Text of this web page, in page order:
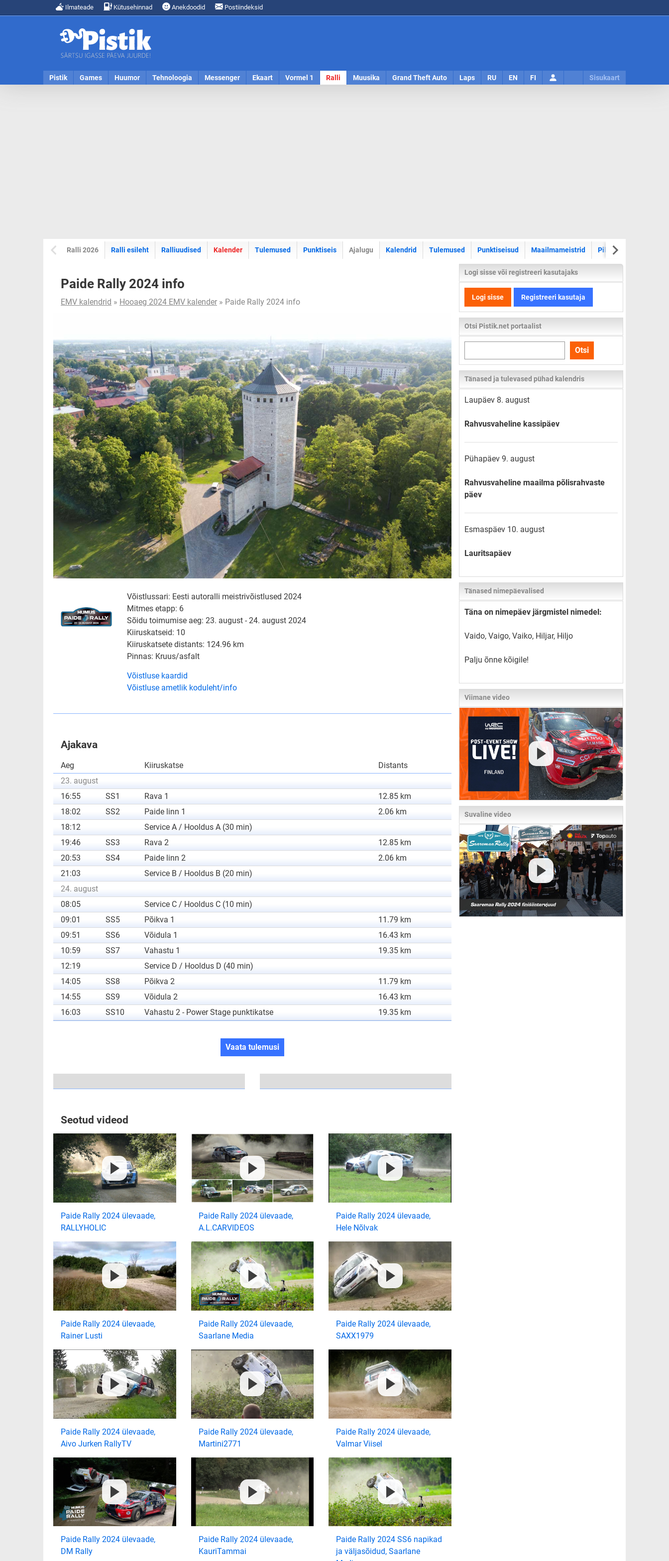
Ilmateade Kütusehinnad Anekdoodid Postiindeksid
Pistik Games Huumor Tehnoloogia Messenger Ekaart Vormel 1 Ralli Muusika Grand Theft Auto Laps RU EN FI Sisukaart
Ralli 2026 Ralli esileht Ralliuudised Kalender Tulemused Punktiseis Ajalugu Kalendrid Tulemused Punktiseisud WRC ralli
Maailmameistrid Pildid
Paide Rally 2024 info
EMV kalendrid » Hooaeg 2024 EMV kalender » Paide Rally 2024 info
Võistlussari: Eesti autoralli meistrivõistlused 2024
Mitmes etapp: 6
Sõidu toimumise aeg: 23. august - 24. august 2024
Kiiruskatseid: 10
Kiiruskatsete distants: 124.96 km
Pinnas: Kruus/asfalt
Võistluse kaardid
Võistluse ametlik koduleht/info
Ajakava
Aeg Kiiruskatse
Distants
23. august
16:55
SS1 Rava 1
12.85 km
18:02
SS2 Paide linn 1
2.06 km
18:12
Service A / Hooldus A (30 min)
19:46
SS3 Rava 2
12.85 km
20:53
SS4 Paide linn 2
2.06 km
21:03
Service B / Hooldus B (20 min)
24. august
08:05
Service C / Hooldus C (10 min)
09:01
SS5 Põikva 1
11.79 km
09:51
SS6 Võidula 1
16.43 km
10:59
SS7 Vahastu 1
19.35 km
12:19
Service D / Hooldus D (40 min)
14:05
SS8 Põikva 2
11.79 km
14:55
SS9 Võidula 2
16.43 km
16:03
SS10 Vahastu 2 - Power Stage punktikatse 19.35 km
Vaata tulemusi
Seotud videod
Paide Rally 2024 ülevaade,
RALLYHOLIC
Paide Rally 2024 ülevaade,
A.L.CARVIDEOS
Paide Rally 2024 ülevaade,
Hele Nõlvak
Paide Rally 2024 ülevaade,
Rainer Lusti
Paide Rally 2024 ülevaade,
Saarlane Media
Paide Rally 2024 ülevaade,
SAXX1979
Paide Rally 2024 ülevaade,
Aivo Jurken RallyTV
Paide Rally 2024 ülevaade,
Martini2771
Paide Rally 2024 ülevaade,
Valmar Viisel
Paide Rally 2024 ülevaade,
DM Rally
Paide Rally 2024 ülevaade,
KauriTammai
Paide Rally 2024 SS6 napikad
ja väljasõidud, Saarlane
Logi sisse või registreeri kasutajaks
Logi sisse Registreeri kasutaja
Otsi Pistik.net portaalist
kogu
lehelt
Otsi
Tänased ja tulevased pühad kalendris
Laupäev 8. august
Rahvusvaheline kassipäev
Pühapäev 9. august
Rahvusvaheline maailma põlisrahvaste
päev
Esmaspäev 10. august
Lauritsapäev
Tänased nimepäevalised
Täna on nimepäev järgmistel nimedel:
Vaido, Vaigo, Vaiko, Hiljar, Hiljo
Palju õnne kõigile!
Viimane video
Suvaline video